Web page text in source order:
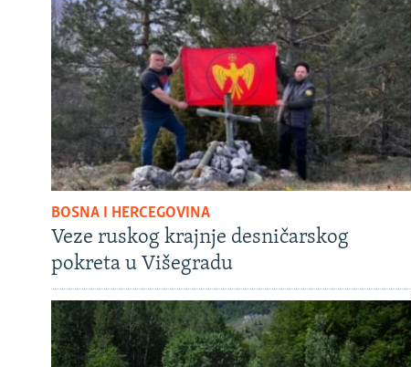
BOSNA I HERCEGOVINA
Veze ruskog krajnje desničarskog
pokreta u Višegradu